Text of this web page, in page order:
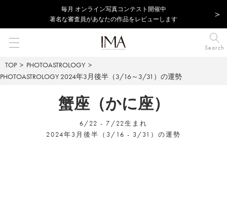
毎⽉ オンライン写真コンテスト開催中
著名な審査員があなたの作品をレビューします
Search
TOP
PHOTOASTROLOGY
PHOTOASTROLOGY 2024年3月後半（3/16～3/31）の運勢
蟹座（かに座）
6/22 - 7/22生まれ
2024年3月後半（3/16 - 3/31）の運勢